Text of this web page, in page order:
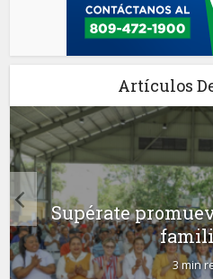
Artículos
Supérate
3 min